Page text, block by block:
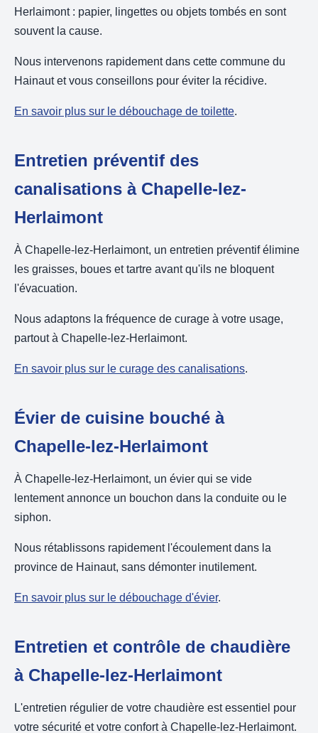
Herlaimont : papier, lingettes ou objets tombés en sont
souvent la cause.
Nous intervenons rapidement dans cette commune du
Hainaut et vous conseillons pour éviter la récidive.
En savoir plus sur le débouchage de toilette.
Entretien préventif des
canalisations à Chapelle-lez-
Herlaimont
À Chapelle-lez-Herlaimont, un entretien préventif élimine
les graisses, boues et tartre avant qu'ils ne bloquent
l'évacuation.
Nous adaptons la fréquence de curage à votre usage,
partout à Chapelle-lez-Herlaimont.
En savoir plus sur le curage des canalisations.
Évier de cuisine bouché à
Chapelle-lez-Herlaimont
À Chapelle-lez-Herlaimont, un évier qui se vide
lentement annonce un bouchon dans la conduite ou le
siphon.
Nous rétablissons rapidement l'écoulement dans la
province de Hainaut, sans démonter inutilement.
En savoir plus sur le débouchage d'évier.
Entretien et contrôle de chaudière
à Chapelle-lez-Herlaimont
L'entretien régulier de votre chaudière est essentiel pour
votre sécurité et votre confort à Chapelle-lez-Herlaimont.